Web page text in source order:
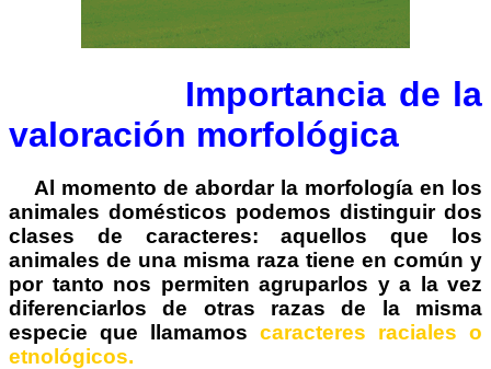
Importancia de la
valoración morfológica
Al momento de abordar la morfología en los
animales domésticos podemos distinguir dos
clases de caracteres: aquellos que los
animales de una misma raza tiene en común y
por tanto nos permiten agruparlos y a la vez
diferenciarlos de otras razas de la misma
especie que llamamos caracteres raciales o
etnológicos.